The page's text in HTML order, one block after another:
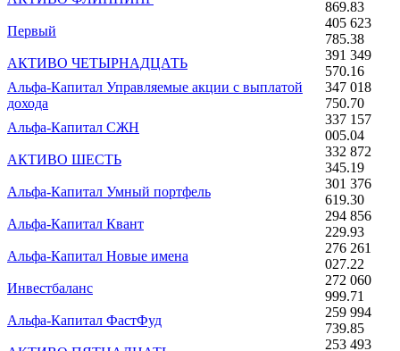
869.83
Первый
405 623
785.38
АКТИВО ЧЕТЫРНАДЦАТЬ
391 349
570.16
Альфа-Капитал Управляемые акции с выплатой
дохода
347 018
750.70
Альфа-Капитал СЖН
337 157
005.04
АКТИВО ШЕСТЬ
332 872
345.19
Альфа-Капитал Умный портфель
301 376
619.30
Альфа-Капитал Квант
294 856
229.93
Альфа-Капитал Новые имена
276 261
027.22
Инвестбаланс
272 060
999.71
Альфа-Капитал ФастФуд
259 994
739.85
253 493